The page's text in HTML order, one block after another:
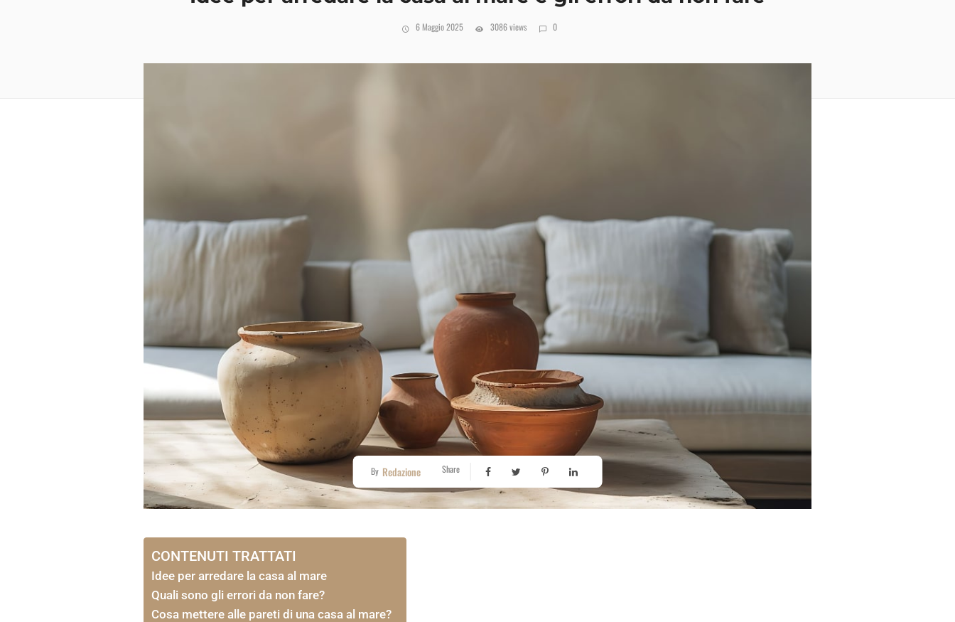
6 Maggio 2025 3086 views 0
By Redazione Share
CONTENUTI TRATTATI
Idee per arredare la casa al mare
Quali sono gli errori da non fare?
Cosa mettere alle pareti di una casa al mare?